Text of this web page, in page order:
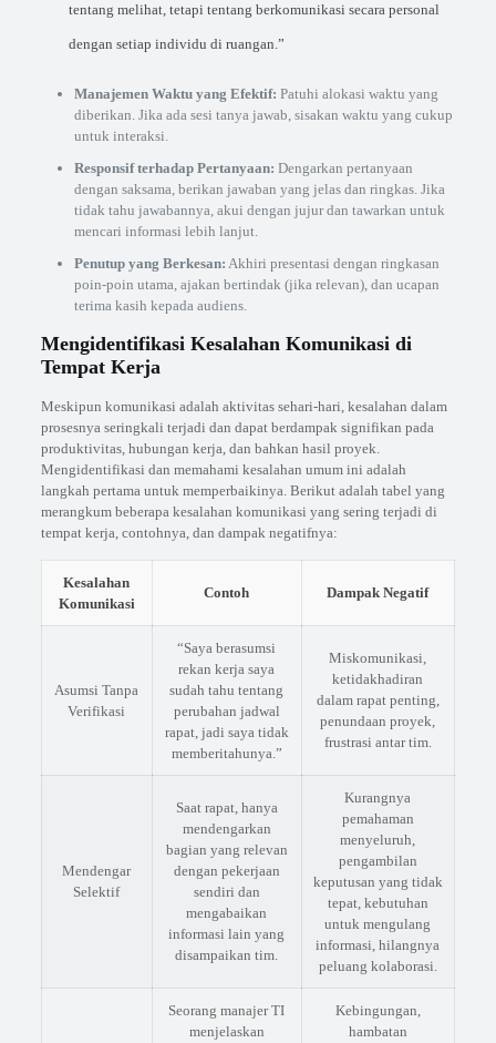
tentang melihat, tetapi tentang berkomunikasi secara personal
dengan setiap individu di ruangan.”
Manajemen Waktu yang Efektif: Patuhi alokasi waktu yang
diberikan. Jika ada sesi tanya jawab, sisakan waktu yang cukup
untuk interaksi.
Responsif terhadap Pertanyaan: Dengarkan pertanyaan
dengan saksama, berikan jawaban yang jelas dan ringkas. Jika
tidak tahu jawabannya, akui dengan jujur dan tawarkan untuk
mencari informasi lebih lanjut.
Penutup yang Berkesan: Akhiri presentasi dengan ringkasan
poin-poin utama, ajakan bertindak (jika relevan), dan ucapan
terima kasih kepada audiens.
Mengidentifikasi Kesalahan Komunikasi di
Tempat Kerja
Meskipun komunikasi adalah aktivitas sehari-hari, kesalahan dalam
prosesnya seringkali terjadi dan dapat berdampak signifikan pada
produktivitas, hubungan kerja, dan bahkan hasil proyek.
Mengidentifikasi dan memahami kesalahan umum ini adalah
langkah pertama untuk memperbaikinya. Berikut adalah tabel yang
merangkum beberapa kesalahan komunikasi yang sering terjadi di
tempat kerja, contohnya, dan dampak negatifnya:
Kesalahan
Komunikasi
Contoh Dampak Negatif
Asumsi Tanpa
Verifikasi
“Saya berasumsi
rekan kerja saya
sudah tahu tentang
perubahan jadwal
rapat, jadi saya tidak
memberitahunya.”
Miskomunikasi,
ketidakhadiran
dalam rapat penting,
penundaan proyek,
frustrasi antar tim.
Mendengar
Selektif
Saat rapat, hanya
mendengarkan
bagian yang relevan
dengan pekerjaan
sendiri dan
mengabaikan
informasi lain yang
disampaikan tim.
Kurangnya
pemahaman
menyeluruh,
pengambilan
keputusan yang tidak
tepat, kebutuhan
untuk mengulang
informasi, hilangnya
peluang kolaborasi.
Seorang manajer TI
menjelaskan
Kebingungan,
hambatan